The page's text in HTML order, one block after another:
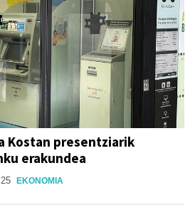
Kostan presentziarik
erakundea
EKONOMIA